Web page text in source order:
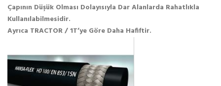
Çapının Düşük Olması Dolayısıyla Dar Alanlarda Rahatlıkla
Kullanılabilmesidir.
Ayrıca TRACTOR / 1T’ye Göre Daha Hafiftir.